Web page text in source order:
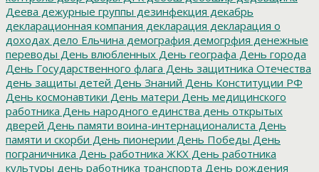
Деева дежурные группы дезинфекция декабрь
декларационная компания декларация декларация о
доходах дело Ельчина демография демогрфия денежные
переводы День влюбленных День географа День города
День Государственного флага День защитника Отечества
день защиты детей День Знаний День Конституции РФ
День космонавтики День матери День медицинского
работника День народного единства день открытых
дверей День памяти воина-интернационалиста День
памяти и скорби День пионерии День Победы День
пограничника День работника ЖКХ День работника
культуры день работника транспорта День рождения